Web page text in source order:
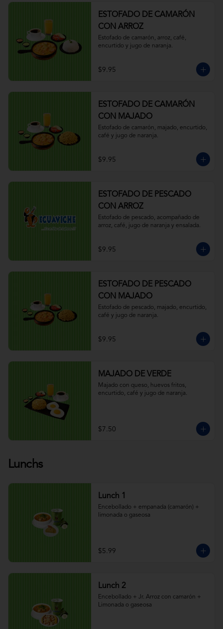
ESTOFADO DE CAMARÓN
CON ARROZ
Estofado de camarón, arroz, café,
encurtido y jugo de naranja.
$9.95
ESTOFADO DE CAMARÓN
CON MAJADO
Estofado de camarón, majado, encurtido,
café y jugo de naranja.
$9.95
ESTOFADO DE PESCADO
CON ARROZ
Estofado de pescado, acompañado de
arroz, café, jugo de naranja y ensalada.
$9.95
ESTOFADO DE PESCADO
CON MAJADO
Estofado de pescado, majado, encurtido,
café y jugo de naranja.
$9.95
MAJADO DE VERDE
Majado con queso, huevos fritos,
encurtido, café y jugo de naranja.
$7.50
Lunchs
Lunch 1
Encebollado + empanada (camarón) +
limonada o gaseosa
$5.99
Lunch 2
Encebollado + Jr. Arroz con camarón +
Limonada o gaseosa